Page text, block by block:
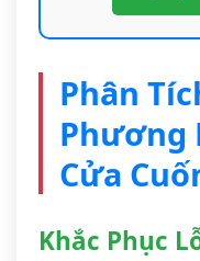
Phân
Phương
Cửa
Khắc Phục